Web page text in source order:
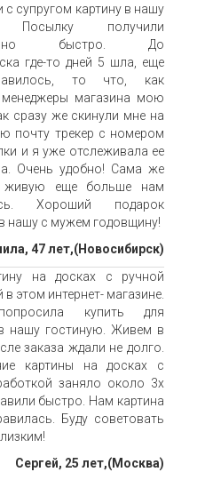
с супругом картину в нашу
Посылку получили
быстро. До
где-то дней 5 шла, еще
то что, как
менеджеры магазина мою
сразу же скинули мне на
почту трекер с номером
и я уже отслеживала ее
Очень удобно! Сама же
живую еще больше нам
Хороший подарок
нашу с мужем годовщину!
47 лет,(Новосибирск)
на досках с ручной
этом интернет- магазине.
купить для
нашу гостиную. Живем в
заказа ждали не долго.
картины на досках с
заняло около 3х
быстро. Нам картина
Буду советовать
Сергей, 25 лет,(Москва)